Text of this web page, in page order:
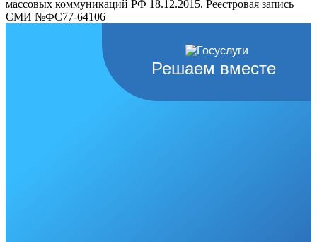
массовых коммуникаций РФ 18.12.2015. Реестровая запись
СМИ №ФС77-64106
Решаем вместе